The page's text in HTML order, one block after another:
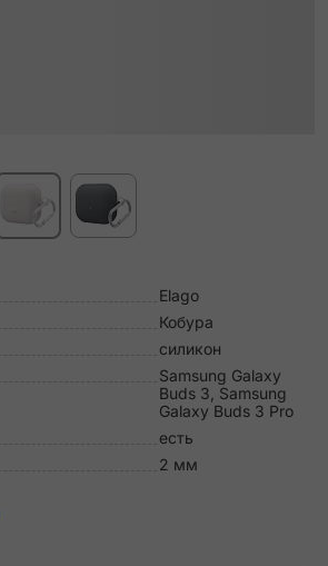
Elago
Кобура
силикон
Samsung Galaxy
Buds 3, Samsung
Galaxy Buds 3 Pro
есть
2 мм